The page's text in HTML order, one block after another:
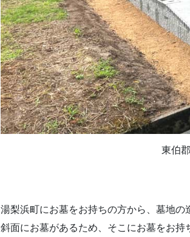
東伯
湯梨浜町にお墓をお持ちの方から、墓地
斜面にお墓があるため、そこにお墓をお